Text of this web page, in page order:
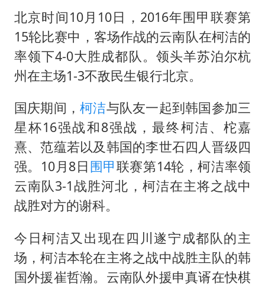
《欢迎来龙餐馆》口碑
郑丽文：台湾从来没有“独立”过
酒店回应车内过夜被收150元
商场现钱学森巨幅海报 负责人回应
杭州全市有序停课
乐享全民健身 共筑健康中国
北京时间10月10日，2016年围甲联赛第
15轮比赛中，客场作战的云南队在柯洁的
率领下4-0大胜成都队。领头羊苏泊尔杭
州在主场1-3不敌民生银行北京。
国庆期间，柯洁与队友一起到韩国参加三
星杯16强战和8强战，最终柯洁、柁嘉
熹、范蕴若以及韩国的李世石四人晋级四
强。10月8日 围甲联赛第14轮，柯洁率领
云南队3-1战胜河北，柯洁在主将之战中
战胜对方的谢科。
今日柯洁又出现在四川遂宁成都队的主
场，柯洁本轮在主将之战中战胜主队的韩
国外援崔哲瀚。云南队外援申真谞在快棋